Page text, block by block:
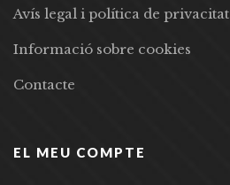
Avís legal i política de privacitat
Informació sobre cookies
Contacte
EL MEU COMPTE